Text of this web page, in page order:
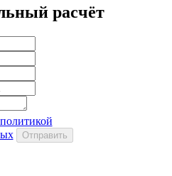
расчёт
политикой
Отправить